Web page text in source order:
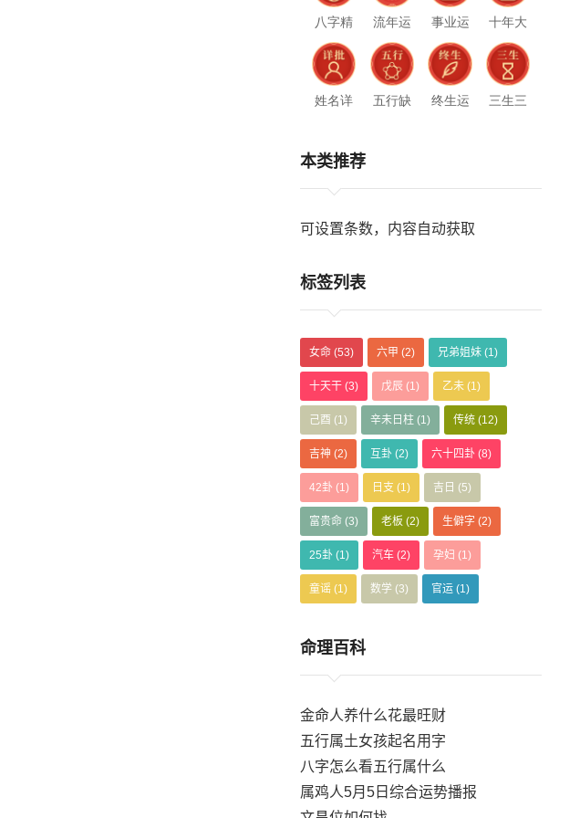
八字精
批
流年运
势
事业运
势
十年大
运
姓名详
五行缺
终生运
三生三
本类推荐
可设置条数，内容自动获取
标签列表
女命 (53) 六甲 (2) 兄弟姐妹 (1)
十天干 (3) 戊辰 (1) 乙未 (1)
己酉 (1) 辛未日柱 (1) 传统 (12)
吉神 (2) 互卦 (2) 六十四卦 (8)
42卦 (1) 日支 (1) 吉日 (5)
富贵命 (3) 老板 (2) 生僻字 (2)
25卦 (1) 汽车 (2) 孕妇 (1)
童谣 (1) 数学 (3) 官运 (1)
命理百科
金命人养什么花最旺财
五行属土女孩起名用字
八字怎么看五行属什么
属鸡人5月5日综合运势播报